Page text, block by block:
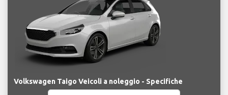
Volkswagen Taigo Veicoli a noleggio - Specifiche